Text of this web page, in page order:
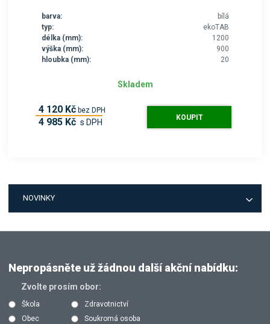
barva:
bílá
typ:
ekoTAB
délka (mm):
1200
výška (mm):
900
hloubka (mm):
20
Skladem
4 120 Kč bez DPH
4 985 Kč s DPH KOUPIT
NOVINKY
Nepropásněte už žádnou další akční nabídku:
Zvolte prosím obor:
Škola
Zdravotnictví
Obec
Soukromá osoba